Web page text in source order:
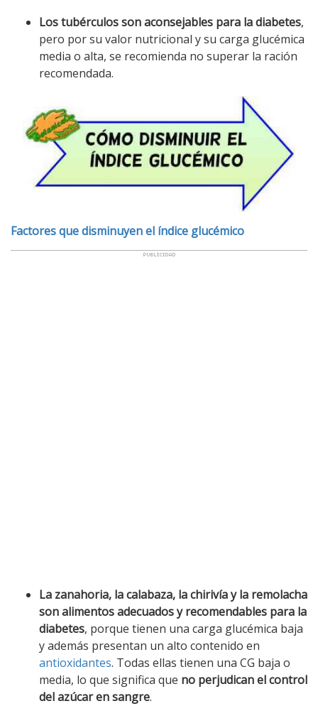
Los tubérculos son aconsejables para la diabetes,
pero por su valor nutricional y su carga glucémica
media o alta, se recomienda no superar la ración
recomendada.
Factores que disminuyen el índice glucémico
La zanahoria, la calabaza, la chirivía y la remolacha
son alimentos adecuados y recomendables para la
diabetes, porque tienen una carga glucémica baja
y además presentan un alto contenido en
antioxidantes. Todas ellas tienen una CG baja o
media, lo que significa que no perjudican el control
del azúcar en sangre.